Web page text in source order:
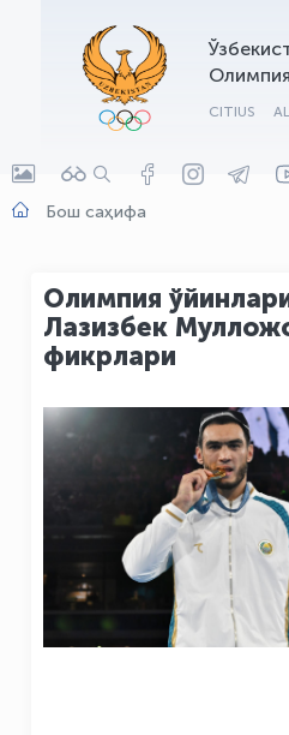
CITIUS
Бош саҳифа
Олимпия
Лазизбек
фикрлари
OLYMPCHIK AI - yordamchi
Онлайн · olympic.uz